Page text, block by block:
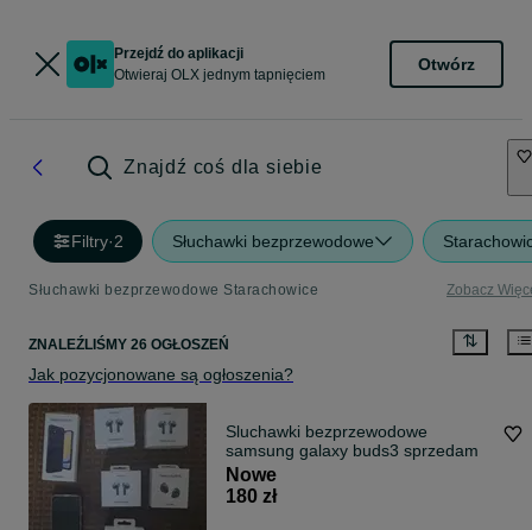
Przejdź do aplikacji
Otwieraj OLX jednym tapnięciem
Otwórz
Znajdź coś dla siebie
Filtry·2 Słuchawki bezprzewodowe
Słuchawki bezprzewodowe Starachowice Zobacz
ZNALEŹLIŚMY 26 OGŁOSZEŃ
Jak pozycjonowane są ogłoszenia?
Sluchawki bezprzewodowe
samsung galaxy buds3 sprzedam
Nowe
180 zł